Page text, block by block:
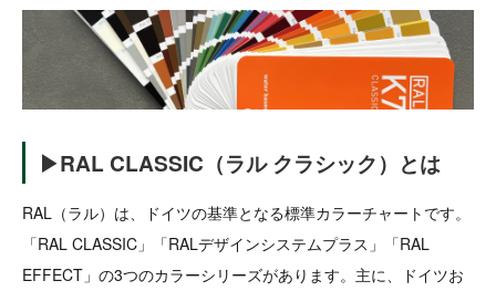
▶RAL CLASSIC（ラル クラシック）とは
RAL（ラル）は、ドイツの基準となる標準カラーチャートです。
「RAL CLASSIC」「RALデザインシステムプラス」「RAL
EFFECT」の3つのカラーシリーズがあります。主に、ドイツお